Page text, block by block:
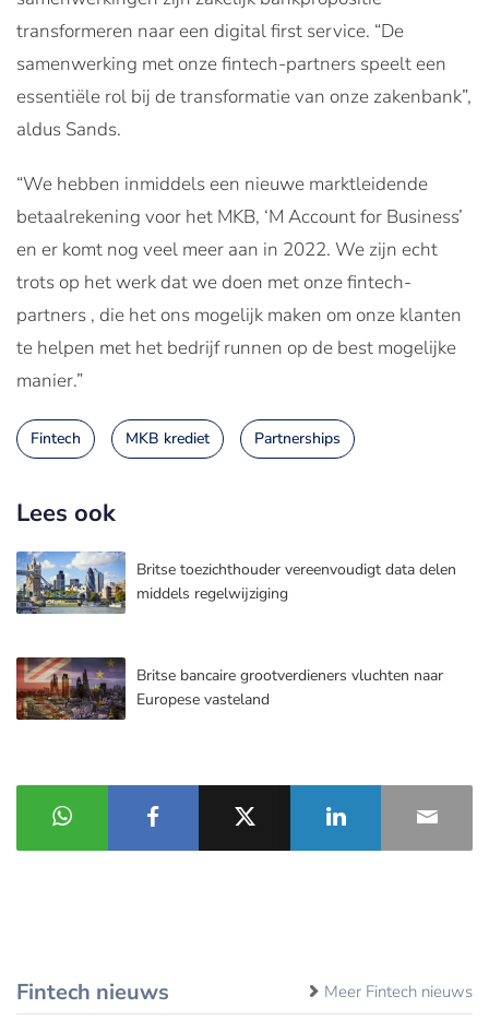
transformeren naar een digital first service. “De
samenwerking met onze fintech-partners speelt een
essentiële rol bij de transformatie van onze zakenbank”,
aldus Sands.
“We hebben inmiddels een nieuwe marktleidende
betaalrekening voor het MKB, ‘M Account for Business’
en er komt nog veel meer aan in 2022. We zijn echt
trots op het werk dat we doen met onze fintech-
partners , die het ons mogelijk maken om onze klanten
te helpen met het bedrijf runnen op de best mogelijke
manier.”
Fintech MKB krediet Partnerships
Lees ook
Britse toezichthouder vereenvoudigt data delen
middels regelwijziging
Britse bancaire grootverdieners vluchten naar
Europese vasteland
Fintech nieuws Meer Fintech nieuws